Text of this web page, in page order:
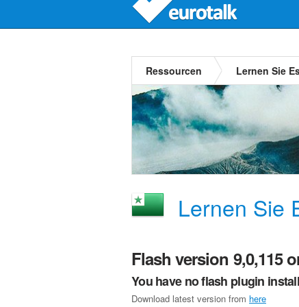
Ressourcen Lernen Sie
Lernen Sie
Flash version 9,0,115
You have no flash plugin
Download latest version from here